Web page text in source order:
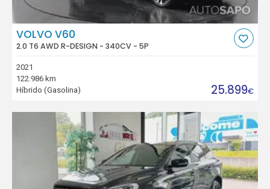
VOLVO V60
2.0 T6 AWD R-DESIGN - 340CV - 5P
2021
122.986 km
Híbrido (Gasolina)
25.899€